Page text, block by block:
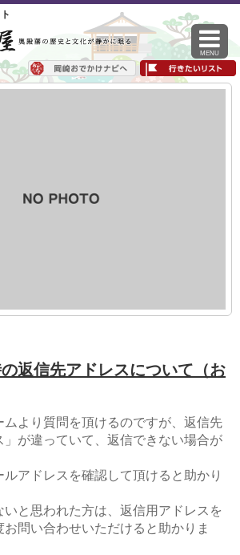
MENU
返信先アドレスについて（お
ムより質問を頂けるのですが、返信先
」が違っていて、返信できない場合が
アドレスを確認して頂けると助かり
と思われた方は、返信用アドレスを
問い合わせいただけると助かりま